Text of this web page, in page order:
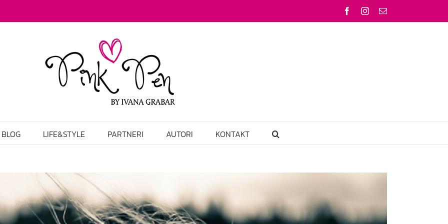
FacebookInstagram
Email
BLOG LIFE&STYLE PARTNERI AUTORI KONTAKT